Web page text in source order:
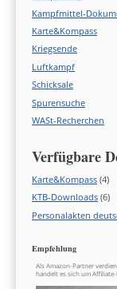
Kampfmittel-
Karte&Kompass
Kriegsende
Luftkampf
Schicksale
Spurensuche
WASt-Recherchen
Verfügbare
Karte&Kompass (4)
KTB-Downloads (6)
Personalakten
Empfehlung
Als Amazon-Partner
handelt es sich um Affiliate-